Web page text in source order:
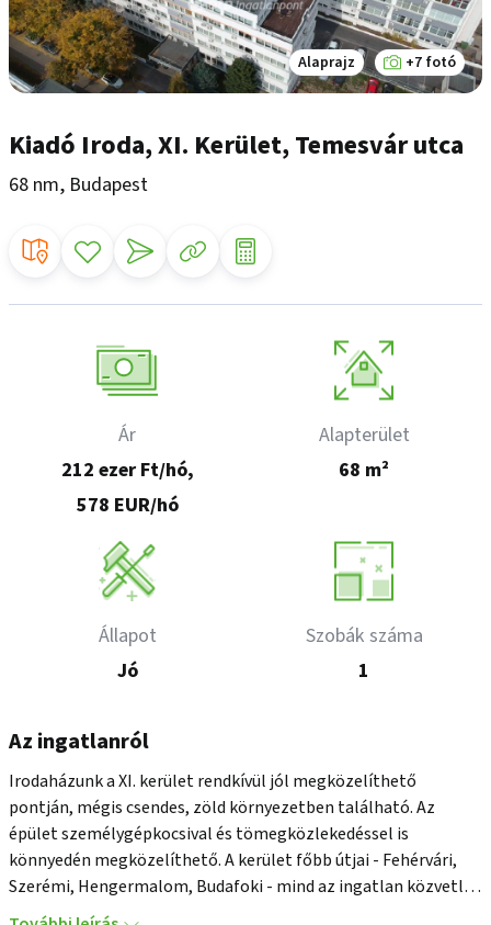
Alaprajz +7 fotó
Kiadó Iroda, XI. Kerület, Temesvár utca
68 nm, Budapest
Ár
212 ezer Ft/hó,
578 EUR/hó
Alapterület
68 m²
Állapot
Jó
Szobák száma
1
Az ingatlanról
Irodaházunk a XI. kerület rendkívül jól megközelíthető
pontján, mégis csendes, zöld környezetben található. Az
épület személygépkocsival és tömegközlekedéssel is
könnyedén megközelíthető. A kerület főbb útjai - Fehérvári,
Szerémi, Hengermalom, Budafoki - mind az ingatlan közvetlen
közelében helyezkednek el, emellett számos busz- és